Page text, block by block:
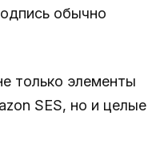
обычно
только элементы
SES, но и целые